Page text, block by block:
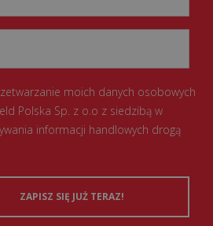
moich danych osobowych
Polska Sp. z o.o z siedzibą w
informacji handlowych drogą